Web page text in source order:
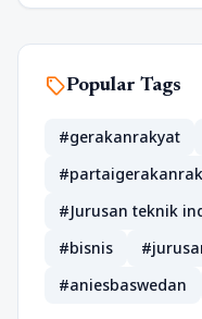
sellPopular Tags
#gerakanrakyat
#Jurusan teknik
#bisnis
#aniesbaswedan